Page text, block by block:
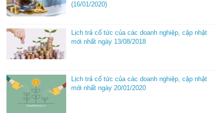
(16/01/2020)
Lịch trả cổ tức của các doanh nghiệp, cập nhật
mới nhất ngày 13/08/2018
Lịch trả cổ tức của các doanh nghiệp, cập nhật
mới nhất ngày 20/01/2020